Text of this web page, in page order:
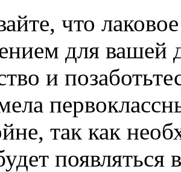
что
для вашей
и
так как
появляться